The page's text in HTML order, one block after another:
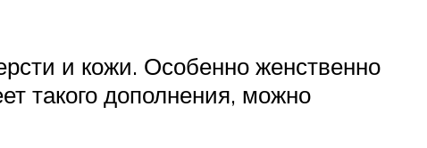
и кожи. Особенно женственно
такого дополнения, можно